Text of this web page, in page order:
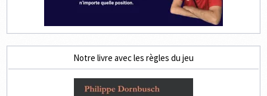
Notre livre avec les règles du jeu